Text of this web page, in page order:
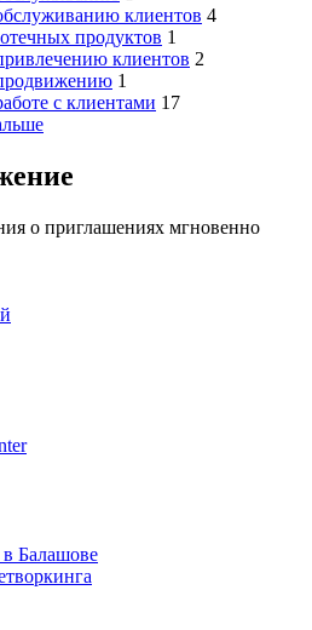
клиентов 4
продуктов 1
клиентов 2
1
с клиентами 17
о приглашениях мгновенно
Балашове